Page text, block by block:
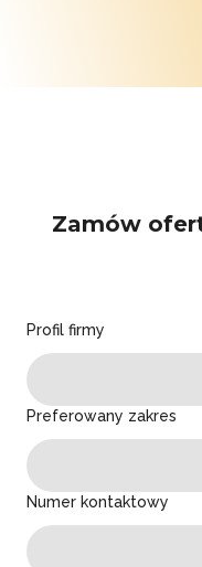
Zamów
Profil firmy
Preferowany zakres
Numer kontaktowy